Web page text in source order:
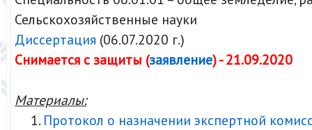
Сельскохозяйственные науки
Диссертация (06.07.2020 г.)
Снимается с защиты (заявление) - 21.09.2020
Материалы:
Протокол о назначении экспертной